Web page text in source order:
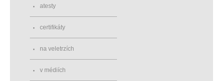
atesty
certifikáty
na veletrzích
v médiích